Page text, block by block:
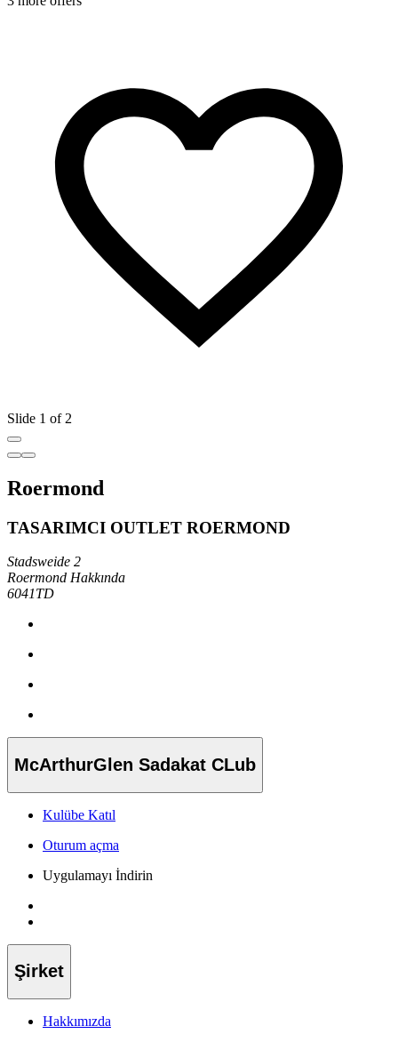
Slide 1 of 2
Roermond
TASARIMCI OUTLET ROERMOND
Stadsweide 2
Roermond Hakkında
6041TD
McArthurGlen Sadakat CLub
Kulübe Katıl
Oturum açma
Uygulamayı İndirin
Şirket
Hakkımızda